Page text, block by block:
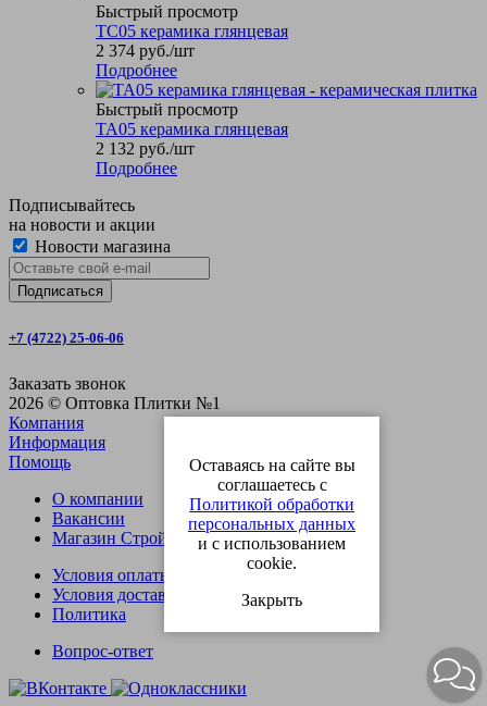
Быстрый просмотр
TC05 керамика глянцевая
2 374 руб./шт
Подробнее
Быстрый просмотр
TA05 керамика глянцевая
2 132 руб./шт
Подробнее
Подписывайтесь
на новости и акции
Новости магазина
+7 (4722) 25-06-06
Заказать звонок
2026 © Оптовка Плитки №1
Компания
Информация
Помощь
О компании
Вакансии
Магазин СтройОпт
Условия оплаты
Условия доставки
Политика
Вопрос-ответ
Оставаясь на сайте вы
соглашаетесь с
Политикой обработки
персональных данных
и с использованием
cookie.
Закрыть